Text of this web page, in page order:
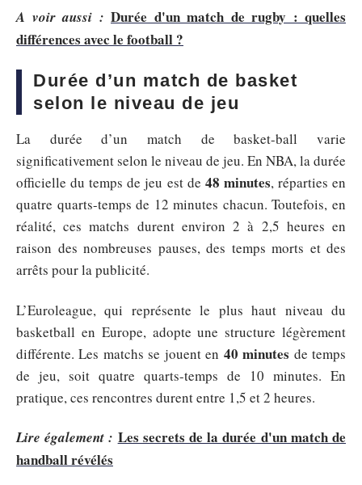
A voir aussi : Durée d'un match de rugby : quelles
différences avec le football ?
Durée d’un match de basket
selon le niveau de jeu
La durée d’un match de basket-ball varie
significativement selon le niveau de jeu. En NBA, la durée
officielle du temps de jeu est de 48 minutes, réparties en
quatre quarts-temps de 12 minutes chacun. Toutefois, en
réalité, ces matchs durent environ 2 à 2,5 heures en
raison des nombreuses pauses, des temps morts et des
arrêts pour la publicité.
L’Euroleague, qui représente le plus haut niveau du
basketball en Europe, adopte une structure légèrement
différente. Les matchs se jouent en 40 minutes de temps
de jeu, soit quatre quarts-temps de 10 minutes. En
pratique, ces rencontres durent entre 1,5 et 2 heures.
Lire également : Les secrets de la durée d'un match de
handball révélés